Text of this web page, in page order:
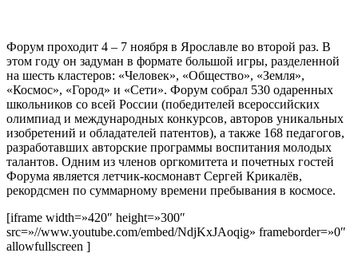
Форум проходит 4 – 7 ноября в Ярославле во второй раз. В
этом году он задуман в формате большой игры, разделенной
на шесть кластеров: «Человек», «Общество», «Земля»,
«Космос», «Город» и «Сети». Форум собрал 530 одаренных
школьников со всей России (победителей всероссийских
олимпиад и международных конкурсов, авторов уникальных
изобретений и обладателей патентов), а также 168 педагогов,
разработавших авторские программы воспитания молодых
талантов. Одним из членов оргкомитета и почетных гостей
Форума является летчик-космонавт Сергей Крикалёв,
рекордсмен по суммарному времени пребывания в космосе.
[iframe width=»420″ height=»300″
src=»//www.youtube.com/embed/NdjKxJAoqig» frameborder=»0″
allowfullscreen ]